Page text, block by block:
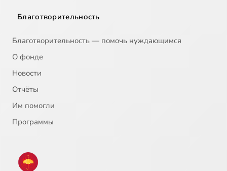
Благотворительность
Благотворительность — помочь нуждающимся
О фонде
Новости
Отчёты
Им помогли
Программы